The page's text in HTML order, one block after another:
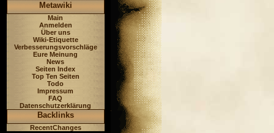
Metawiki
Main
Anmelden
Über uns
Wiki-Etiquette
Verbesserungsvorschläge
Eure Meinung
News
Seiten Index
Top Ten Seiten
Todo
Impressum
FAQ
Datenschutzerklärung
Backlinks
RecentChanges